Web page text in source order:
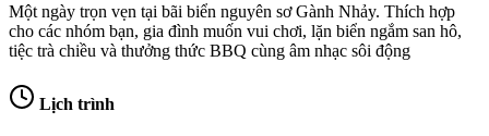
Một ngày trọn vẹn tại bãi biển nguyên sơ Gành Nhảy. Thích hợp
cho các nhóm bạn, gia đình muốn vui chơi, lặn biển ngắm san hô,
tiệc trà chiều và thưởng thức BBQ cùng âm nhạc sôi động
Lịch trình